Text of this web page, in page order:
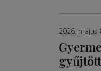
2026. május